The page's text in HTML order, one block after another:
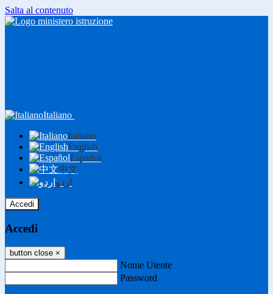
Salta al contenuto
Italiano
Italiano
English
Español
中文
اردو
Accedi
Accedi
button close ×
Nome Utente
Password